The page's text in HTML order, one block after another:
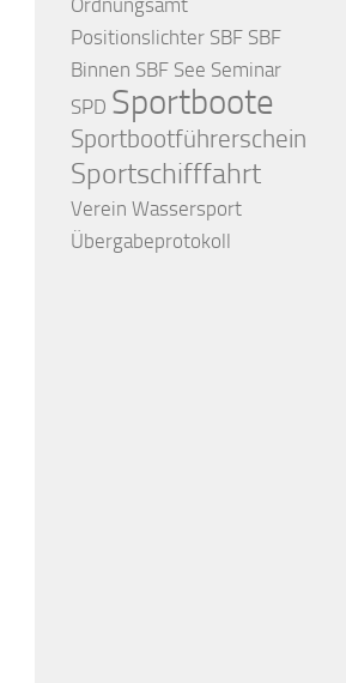
Ordnungsamt
Positionslichter SBF SBF
Binnen SBF See Seminar
SPD Sportboote
Sportbootführerschein
Sportschifffahrt
Verein Wassersport
Übergabeprotokoll